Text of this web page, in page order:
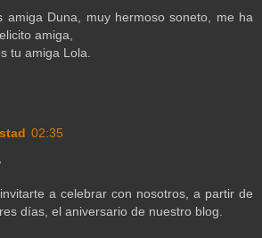
amiga Duna, muy hermoso soneto, me ha
amiga,
tu amiga Lola.
02:35
a celebrar con nosotros, a partir de
días, el aniversario de nuestro blog.